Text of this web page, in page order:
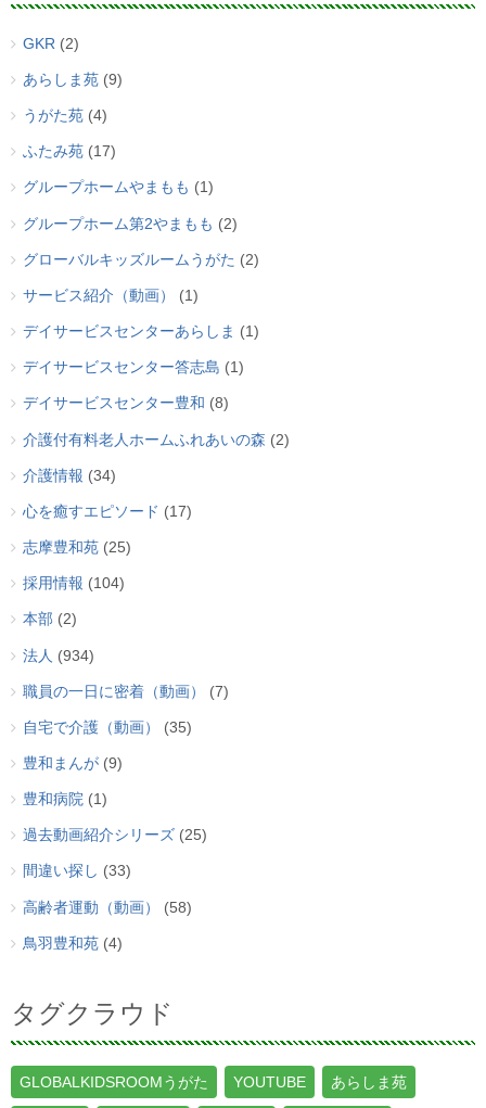
GKR (2)
あらしま苑 (9)
うがた苑 (4)
ふたみ苑 (17)
グループホームやまもも (1)
グループホーム第2やまもも (2)
グローバルキッズルームうがた (2)
サービス紹介（動画） (1)
デイサービスセンターあらしま (1)
デイサービスセンター答志島 (1)
デイサービスセンター豊和 (8)
介護付有料老人ホームふれあいの森 (2)
介護情報 (34)
心を癒すエピソード (17)
志摩豊和苑 (25)
採用情報 (104)
本部 (2)
法人 (934)
職員の一日に密着（動画） (7)
自宅で介護（動画） (35)
豊和まんが (9)
豊和病院 (1)
過去動画紹介シリーズ (25)
間違い探し (33)
高齢者運動（動画） (58)
鳥羽豊和苑 (4)
タグクラウド
GLOBALKIDSROOMうがた YOUTUBE あらしま苑